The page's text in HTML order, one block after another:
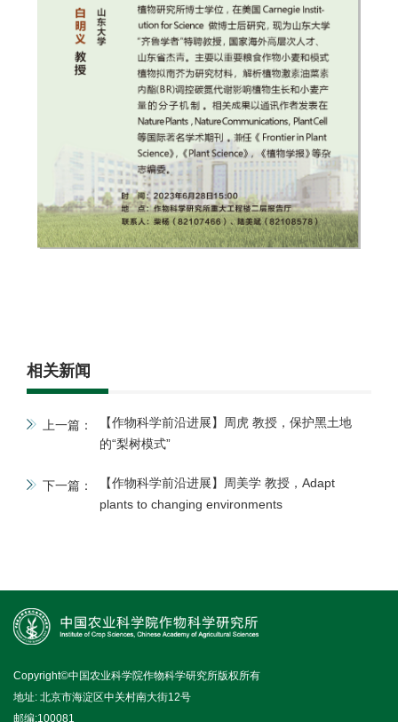
相关新闻
上一篇：
【作物科学前沿进展】周虎 教授，保护黑土地
的“梨树模式”
下一篇：
【作物科学前沿进展】周美学 教授，Adapt
plants to changing environments
Copyright©中国农业科学院作物科学研究所版权所有
地址: 北京市海淀区中关村南大街12号
邮编:100081